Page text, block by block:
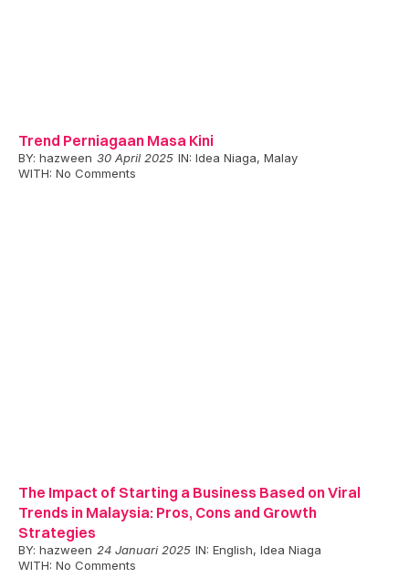
Trend Perniagaan Masa Kini
BY: hazween 30 April 2025 IN: Idea Niaga, Malay
WITH: No Comments
The Impact of Starting a Business Based on Viral
Trends in Malaysia: Pros, Cons and Growth
Strategies
BY: hazween 24 Januari 2025 IN: English, Idea Niaga
WITH: No Comments